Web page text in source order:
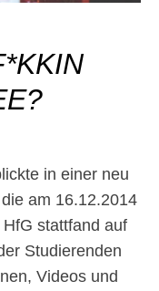
in einer neu
am 16.12.2014
stattfand auf
Studierenden
Videos und